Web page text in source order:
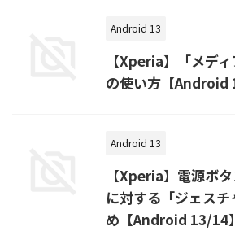
Android 13
【Xperia】「メディ
の使い方【Android
Android 13
【Xperia】電源ボ
に対する「ジェス
め【Android 13/14】